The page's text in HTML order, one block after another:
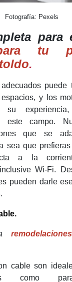
Fotografía: Pexels
para
tu
.
puede
y los
su
este campo.
que se
sea que
a la
Wi-Fi.
pueden darle
cable son
como